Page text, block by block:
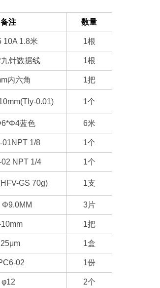
备注 数量
10A 1.8米 1根
九针数据线 1根
内六角 1把
0.01) 1个
蓝色 6米
01NPT 1/8 1个
02 NPT 1/4 1个
GS 70g) 1支
Φ9.0MM 3片
1把
1盒
02 1份
φ12 2个